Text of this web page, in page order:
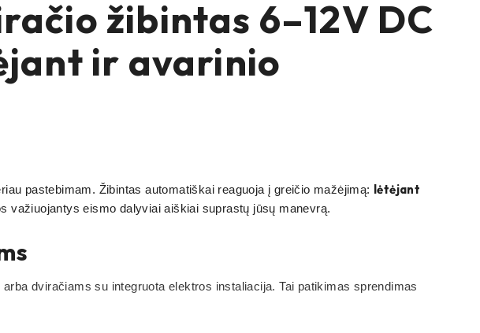
žibintas 6–12V DC
ir avarinio
pastebimam. Žibintas automatiškai reaguoja į greičio mažėjimą: lėtėjant
važiuojantys eismo dalyviai aiškiai suprastų jūsų manevrą.
arba dviračiams su integruota elektros instaliacija. Tai patikimas sprendimas